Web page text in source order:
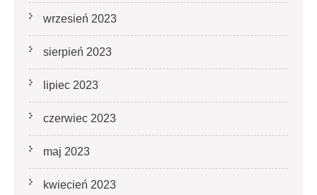
wrzesień 2023
sierpień 2023
lipiec 2023
czerwiec 2023
maj 2023
kwiecień 2023